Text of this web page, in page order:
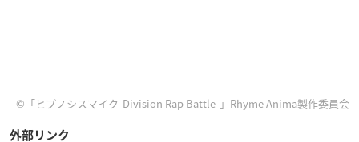
©「ヒプノシスマイク-Division Rap Battle-」Rhyme Anima製作委員会
外部リンク